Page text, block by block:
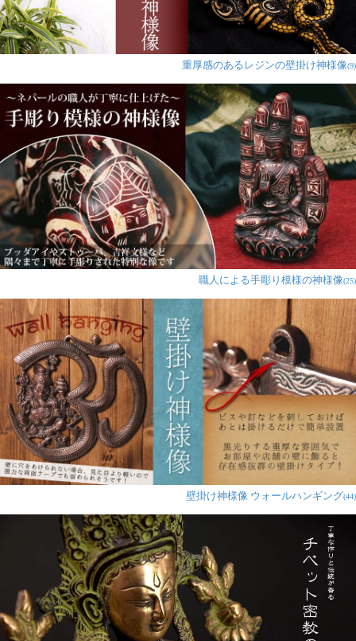
重厚感のあるレジンの壁掛け神様像(9)
職人による手彫り模様の神様像(25)
壁掛け神様像 ウォールハンギング(44)